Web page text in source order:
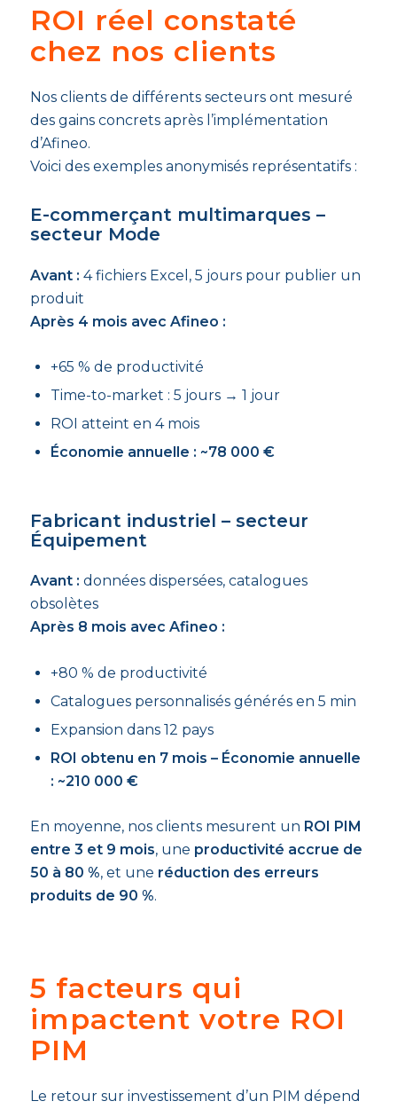
ROI réel constaté
chez nos clients
Nos clients de différents secteurs ont mesuré
des gains concrets après l’implémentation
d’Afineo.
Voici des exemples anonymisés représentatifs :
E-commerçant multimarques –
secteur Mode
Avant : 4 fichiers Excel, 5 jours pour publier un
produit
Après 4 mois avec Afineo :
+65 % de productivité
Time-to-market : 5 jours → 1 jour
ROI atteint en 4 mois
Économie annuelle : ~78 000 €
Fabricant industriel – secteur
Équipement
Avant : données dispersées, catalogues
obsolètes
Après 8 mois avec Afineo :
+80 % de productivité
Catalogues personnalisés générés en 5 min
Expansion dans 12 pays
ROI obtenu en 7 mois – Économie annuelle
: ~210 000 €
En moyenne, nos clients mesurent un ROI PIM
entre 3 et 9 mois, une productivité accrue de
50 à 80 %, et une réduction des erreurs
produits de 90 %.
5 facteurs qui
impactent votre ROI
PIM
Le retour sur investissement d’un PIM dépend